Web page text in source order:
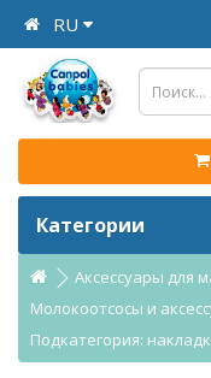
RU
Категории
Аксессуары для
Молокоотсосы и
Подкатегория: